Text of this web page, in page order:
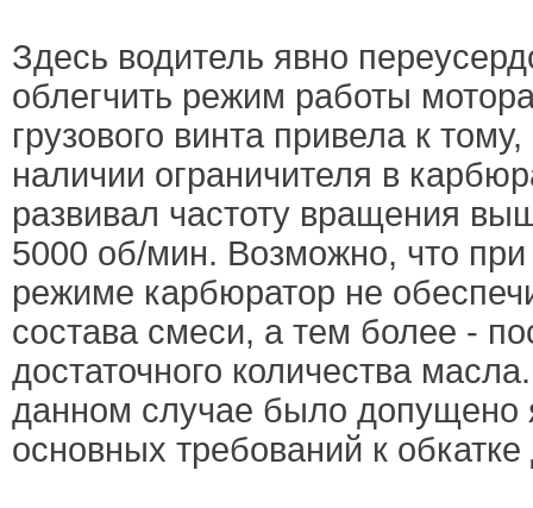
Здесь водитель явно
облегчить режим работы
грузового винта привела к
наличии ограничителя в
развивал частоту вращения
5000 об/мин. Возможно, что
режиме карбюратор не
состава смеси, а тем более -
достаточного количества
данном случае было допущено
основных требований к обкатке